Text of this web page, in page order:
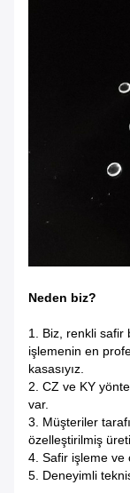
Neden biz?
1. Biz, renkli safir
işlemenin en
kasasıyız.
2. CZ ve KY
var.
3. Müşteriler
özelleştirilmiş
4. Safir işleme ve
5. Deneyimli